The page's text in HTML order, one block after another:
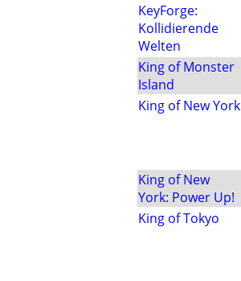
KeyForge:
Kollidierende
Welten
King of Monster
Island
King of New York
King of New
York: Power Up!
King of Tokyo